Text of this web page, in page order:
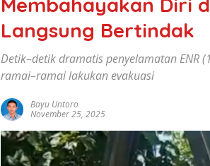
Langsung Bertindak
Detik–detik dramatis penyelamatan ENR
ramai–ramai lakukan evakuasi
Bayu Untoro
November 25, 2025